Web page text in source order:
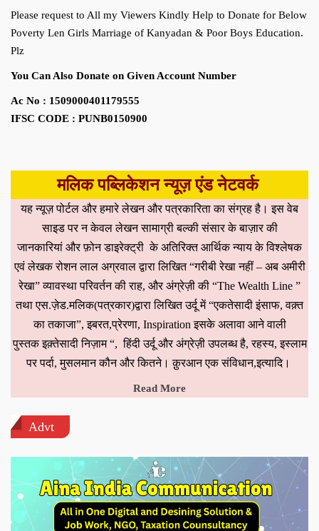
Please request to All my Viewers Kindly Help to Donate for Below
Poverty Len Girls Marriage of Kanyadan & Poor Boys Education.
Plz
You Can Also Donate on Given Account Number
Ac No : 1509000401179555
IFSC CODE : PUNB0150900
मलिक पब्लिकेशन न्यूज़ एंड नेटवर्क
यह न्यूज़ पोर्टल और हमारे लेखन और पत्रकारिता का संग्रह है। इस वेब
साइड पर न केवल लेखन सामाग्री बल्की संसार के बाज़ार की
जानकारियां और फ़ोन डाइरेक्ट्री के अतिरिक्त आर्थिक न्याय के विश्लेषक
एवं लेखक रोशन लाल अग्रवाल द्वारा लिखित “गरीबी रेखा नहीं – अब अमीरी
रेखा” व्यावस्था परिवर्तन की राह, और अंग्रेज़ी की “The Wealth Line ”
तथा एस.ज़ेड.मलिक(पत्रकार)द्वारा लिखित उर्दू में “एकतेसादी इंसाफ, वक़्त
का तकाजा”, इबरत,प्रेरणा, Inspiration इसके अलावा आने वाली
पुस्तक इक़्तेसादी निज़ाम “, हिंदी उर्दू और अंग्रेज़ी उपलब्ध है, रहस्य, इस्लाम
पर पर्दा, मुसलमान कौन और कितने। क़ुरआन एक संविधान,इत्यादि।
Read More
Advt